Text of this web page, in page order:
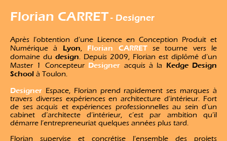
Florian CARRET- Designer
Après l’obtention d’une Licence en Conception Produit et
Numérique à Lyon, Florian CARRETse tourne vers le
domaine du design. Depuis 2009, Florian est diplômé d’un
Master 1 Concepteur Designer acquis à la Kedge Design
School à Toulon.
Designer Espace, Florian prend rapidement ses marques à
travers diverses expériences en architecture d’intérieur. Fort
de ses acquis et expériences professionnelles au sein d’un
cabinet d’architecte d’intérieur, c’est par ambition qu’il
démarre l’entrepreneuriat quelques années plus tard.
Florian supervise et concrétise l’ensemble des projets